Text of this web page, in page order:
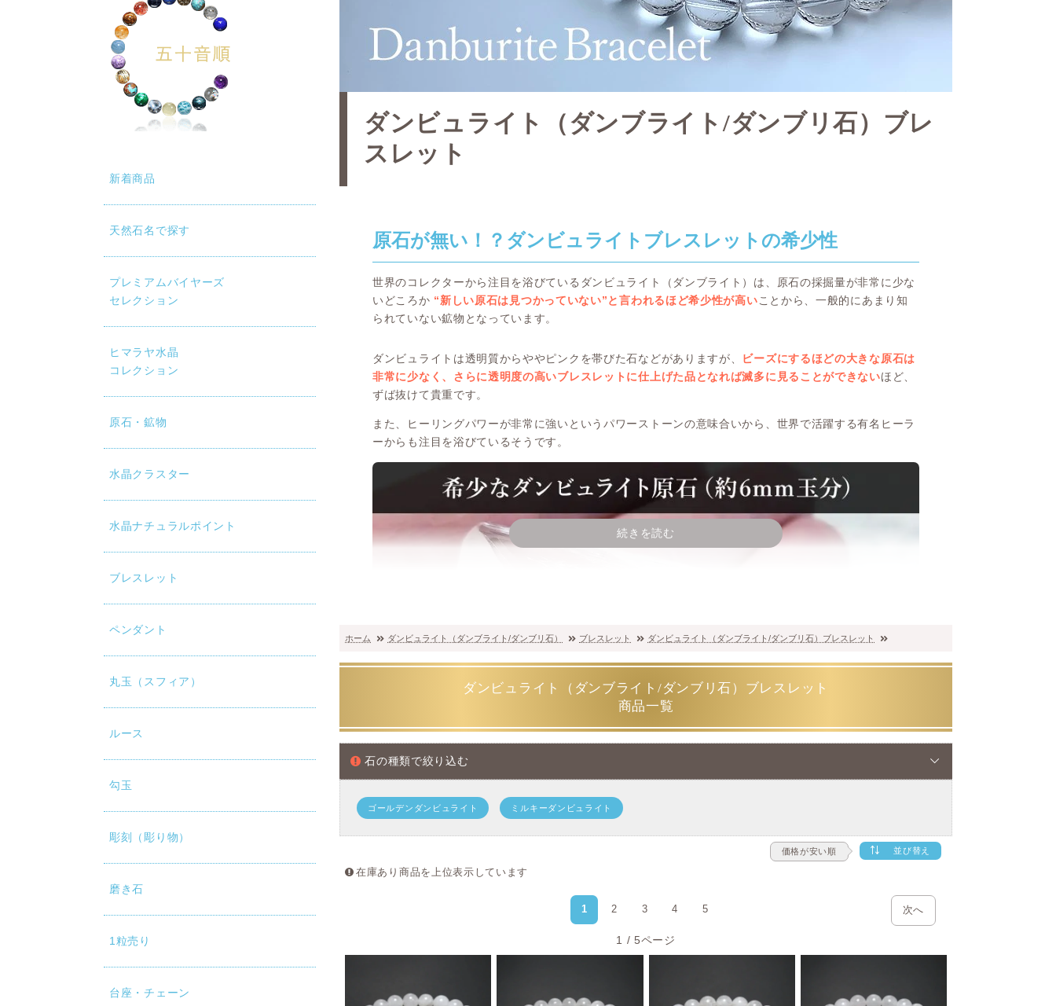
新着商品
天然石名で探す
プレミアムバイヤーズ
セレクション
ヒマラヤ水晶
コレクション
原石・鉱物
水晶クラスター
水晶ナチュラルポイント
ブレスレット
ペンダント
丸玉（スフィア）
ルース
勾玉
彫刻（彫り物）
磨き石
1粒売り
台座・チェーン
ダンビュライト（ダンブライト/ダンブリ石）ブレ
スレット
原石が無い！？ダンビュライトブレスレットの希少性
世界のコレクターから注目を浴びているダンビュライト（ダンブライト）は、原石の採掘量が非常に少な
いどころか “新しい原石は見つかっていない”と言われるほど希少性が高いことから、一般的にあまり知
られていない鉱物となっています。
続きを読む
ダンビュライトは透明質からややピンクを帯びた石などがありますが、 ビーズにするほどの大きな原石は
非常に少なく、さらに透明度の高いブレスレットに仕上げた品となれば滅多に見ることができないほど、
ずば抜けて貴重です。
また、ヒーリングパワーが非常に強いというパワーストーンの意味合いから、世界で活躍する有名ヒーラ
ーからも注目を浴びているそうです。
様々
美しい結晶が存在しますが、そういった品質は非常に少なく価格も飛び抜けて高価です。
天然石ブレスレットの場合ですと品質高い透明質から、ほのかにピンク色やイエロー、ホワイトやミルキ
品質差はあれど、どれも基本的に原石の絶対数が少ないダンビュライト（ダンブライト）ですから希少性
ホーム ダンビュライト（ダンブライト/ダンブリ石） ブレスレット ダンビュライト（ダンブライト/ダンブリ石）ブレスレット
ダンビュライト（ダンブライト/ダンブリ石）ブレスレット
商品一覧
石の種類で絞り込む
ゴールデンダンビュライト ミルキーダンビュライト
価格が安い順 並び替え
在庫あり商品を上位表示しています
1 2 3 4 5 次へ
1 / 5ページ